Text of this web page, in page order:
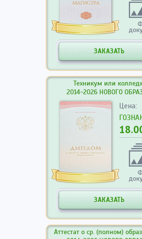
ЗАКАЗАТЬ
Техникум или
2014-2026 НОВОГО
Цена:
ЗАКАЗАТЬ
Аттестат о ср. (полном)